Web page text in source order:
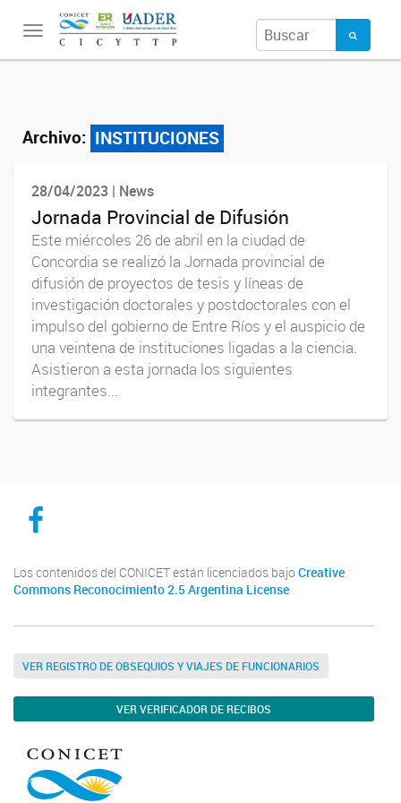
Toggle
navigation
Archivo: INSTITUCIONES
28/04/2023 | News
Jornada Provincial de Difusión
Este miércoles 26 de abril en la ciudad de
Concordia se realizó la Jornada provincial de
difusión de proyectos de tesis y líneas de
investigación doctorales y postdoctorales con el
impulso del gobierno de Entre Ríos y el auspicio de
una veintena de instituciones ligadas a la ciencia.
Asistieron a esta jornada los siguientes
integrantes...
CICYTTP en Facebook
Los contenidos del CONICET están licenciados bajo Creative
Commons Reconocimiento 2.5 Argentina License
VER REGISTRO DE OBSEQUIOS Y VIAJES DE FUNCIONARIOS
VER VERIFICADOR DE RECIBOS